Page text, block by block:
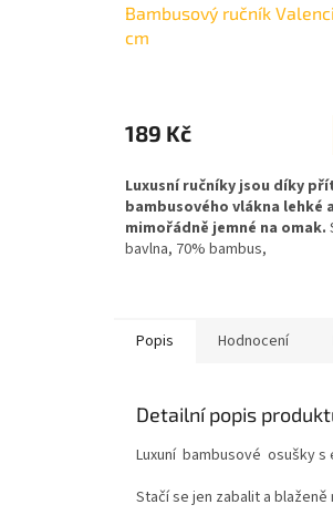
Bambusový ručník
cm
189 Kč
Luxusní ručníky jsou díky
bambusového vlákna lehké a
mimořádně jemné na omak.
bavlna, 70% bambus,
Popis Hodnocení
Detailní popis
Luxuní bambusové osušky
Stačí se jen zabalit a blaženě